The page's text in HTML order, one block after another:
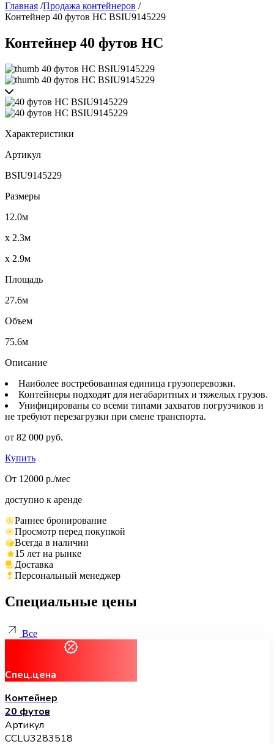
Главная /Продажа контейнеров /
Контейнер 40 футов HC BSIU9145229
Контейнер 40 футов HC
Характеристики
Артикул
BSIU9145229
Размеры
12.0м
x 2.3м
x 2.9м
Площадь
27.6м
Объем
75.6м
Описание
Наиболее востребованная единица грузоперевозки.
Контейнеры подходят для негабаритных и тяжелых грузов.
Унифицированы со всеми типами захватов погрузчиков и
не требуют перезагрузки при смене транспорта.
от 82 000 руб.
Купить
От 12000 р./мес
доступно к аренде
Раннее бронирование
Просмотр перед покупкой
Всегда в наличии
15 лет на рынке
Доставка
Персональный менеджер
Специальные цены
Все
Спец.цена
Контейнер
20 футов
Артикул
CCLU3283518